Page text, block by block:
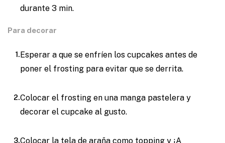
durante 3 min.
Para decorar
Esperar a que se enfríen los cupcakes antes de
poner el frosting para evitar que se derrita.
Colocar el frosting en una manga pastelera y
decorar el cupcake al gusto.
Colocar la tela de araña como topping y ¡A